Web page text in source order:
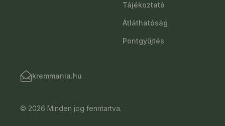
Tájékoztató
Átláthatóság
Pontgyűjtés
kremmania.hu
© 2026 Minden jog fenntartva.